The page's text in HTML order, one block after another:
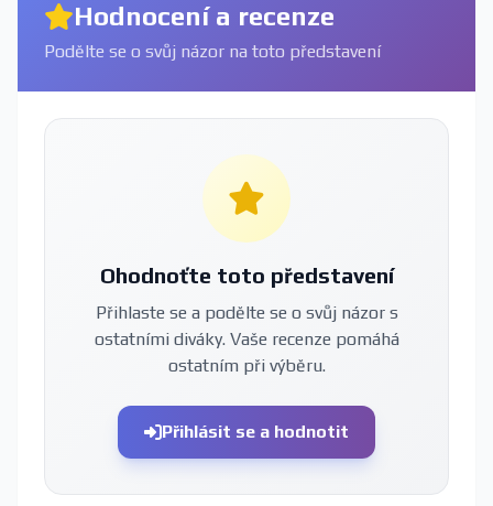
Hodnocení a recenze
Podělte se o svůj názor na toto představení
Ohodnoťte toto představení
Přihlaste se a podělte se o svůj názor s
ostatními diváky. Vaše recenze pomáhá
ostatním při výběru.
Přihlásit se a hodnotit